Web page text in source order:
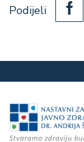
Podijeli